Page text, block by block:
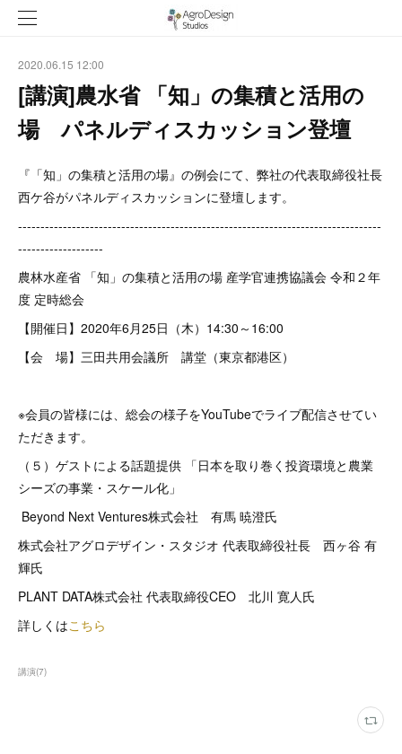
2020.06.15 12:00
[講演]農水省 「知」の集積と活用の
場 パネルディスカッション登壇
『「知」の集積と活用の場』の例会にて、弊社の代表取締役社長
西ケ谷がパネルディスカッションに登壇します。
---------------------------------------------------------------------------------
-------------------
農林水産省 「知」の集積と活用の場 産学官連携協議会 令和２年
度 定時総会
【開催日】2020年6月25日（木）14:30～16:00
【会 場】三田共用会議所 講堂（東京都港区）
※会員の皆様には、総会の様子をYouTubeでライブ配信させてい
ただきます。
（５）ゲストによる話題提供 「日本を取り巻く投資環境と農業
シーズの事業・スケール化」
Beyond Next Ventures株式会社 有馬 暁澄氏
株式会社アグロデザイン・スタジオ 代表取締役社長 西ヶ谷 有
輝氏
PLANT DATA株式会社 代表取締役CEO 北川 寛人氏
詳しくはこちら
講演(7)